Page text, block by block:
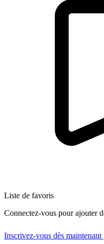
Liste de favoris
Connectez-vous pour ajouter
Inscrivez-vous dès maintenant